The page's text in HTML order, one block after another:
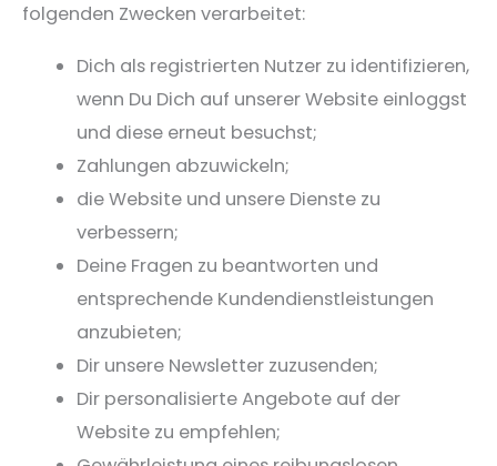
folgenden Zwecken verarbeitet:
Dich als registrierten Nutzer zu identifizieren,
wenn Du Dich auf unserer Website einloggst
und diese erneut besuchst;
Zahlungen abzuwickeln;
die Website und unsere Dienste zu
verbessern;
Deine Fragen zu beantworten und
entsprechende Kundendienstleistungen
anzubieten;
Dir unsere Newsletter zuzusenden;
Dir personalisierte Angebote auf der
Website zu empfehlen;